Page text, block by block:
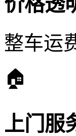
整车运
🏠
上门服